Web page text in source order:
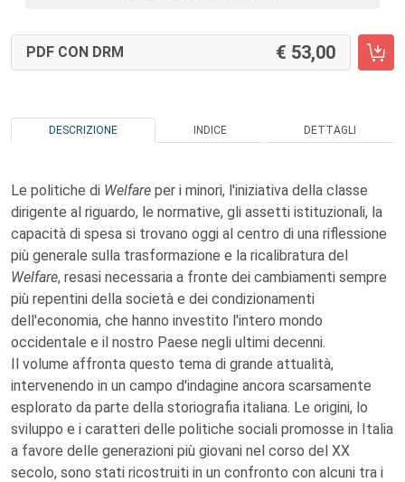
PDF CON DRM 53,00
DESCRIZIONE INDICE DETTAGLI
Le politiche di Welfare per i minori, l'iniziativa della classe
dirigente al riguardo, le normative, gli assetti istituzionali, la
capacità di spesa si trovano oggi al centro di una riflessione
più generale sulla trasformazione e la ricalibratura del
Welfare, resasi necessaria a fronte dei cambiamenti sempre
più repentini della società e dei condizionamenti
dell'economia, che hanno investito l'intero mondo
occidentale e il nostro Paese negli ultimi decenni.
Il volume affronta questo tema di grande attualità,
intervenendo in un campo d'indagine ancora scarsamente
esplorato da parte della storiografia italiana. Le origini, lo
sviluppo e i caratteri delle politiche sociali promosse in Italia
a favore delle generazioni più giovani nel corso del XX
secolo, sono stati ricostruiti in un confronto con alcuni tra i